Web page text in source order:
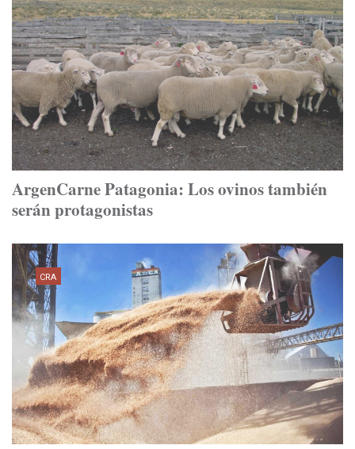
ArgenCarne Patagonia: Los ovinos también
serán protagonistas
CRA